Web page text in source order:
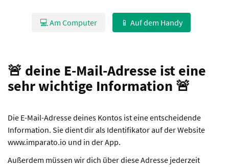
💻 Am Computer 📱 Auf dem Handy
🚨 deine E-Mail-Adresse ist eine
sehr wichtige Information 🚨
Die E-Mail-Adresse deines Kontos ist eine entscheidende
Information. Sie dient dir als Identifikator auf der Website
www.imparato.io und in der App.
Außerdem müssen wir dich über diese Adresse jederzeit